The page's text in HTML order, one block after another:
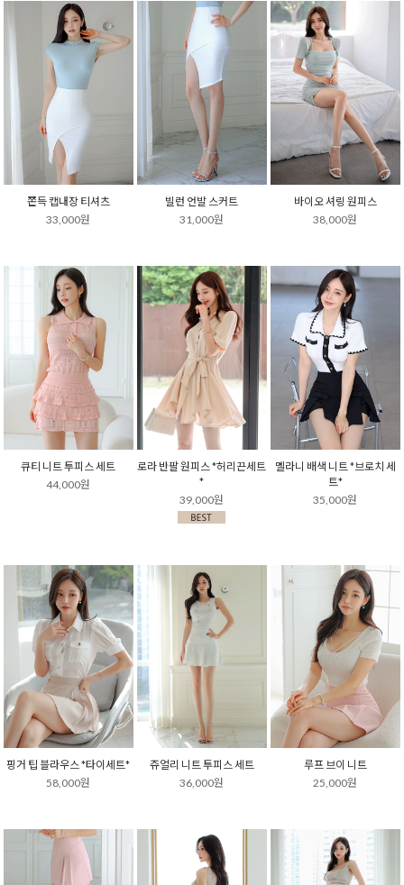
쫀득 캡내장 티셔츠
33,000원
빌런 언발 스커트
31,000원
바이오 셔링 원피스
38,000원
큐티 니트 투피스 세트
44,000원
로라 반팔 원피스 *허리끈세트
*
39,000원
멜라니 배색 니트 *브로치 세
트*
35,000원
핑거 팁 블라우스 *타이세트*
58,000원
쥬얼리 니트 투피스 세트
36,000원
루프 브이 니트
25,000원